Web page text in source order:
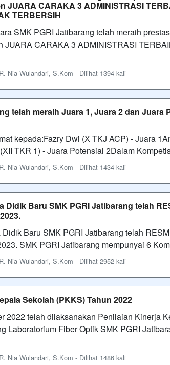
JUARA CARAKA 3 ADMINISTRASI
TERBERSIH
SMK PGRI Jatibarang telah meraih
JUARA CARAKA 3 ADMINISTRASI
Nia Wulandari, S.Kom - Dilihat 1394 kali
telah meraih Juara 1, Juara 2 dan Juara
kepada:Fazry Dwi (X TKJ ACP) - Juara
TKR 1) - Juara Potensial 2Dalam
Nia Wulandari, S.Kom - Dilihat 1434 kali
Didik Baru SMK PGRI Jatibarang telah
Baru SMK PGRI Jatibarang telah
SMK PGRI Jatibarang mempunyai 6
Nia Wulandari, S.Kom - Dilihat 2952 kali
Sekolah (PKKS) Tahun 2022
2022 telah dilaksanakan Penilaian Kinerja
Laboratorium Fiber Optik SMK PGRI
Nia Wulandari, S.Kom - Dilihat 1486 kali